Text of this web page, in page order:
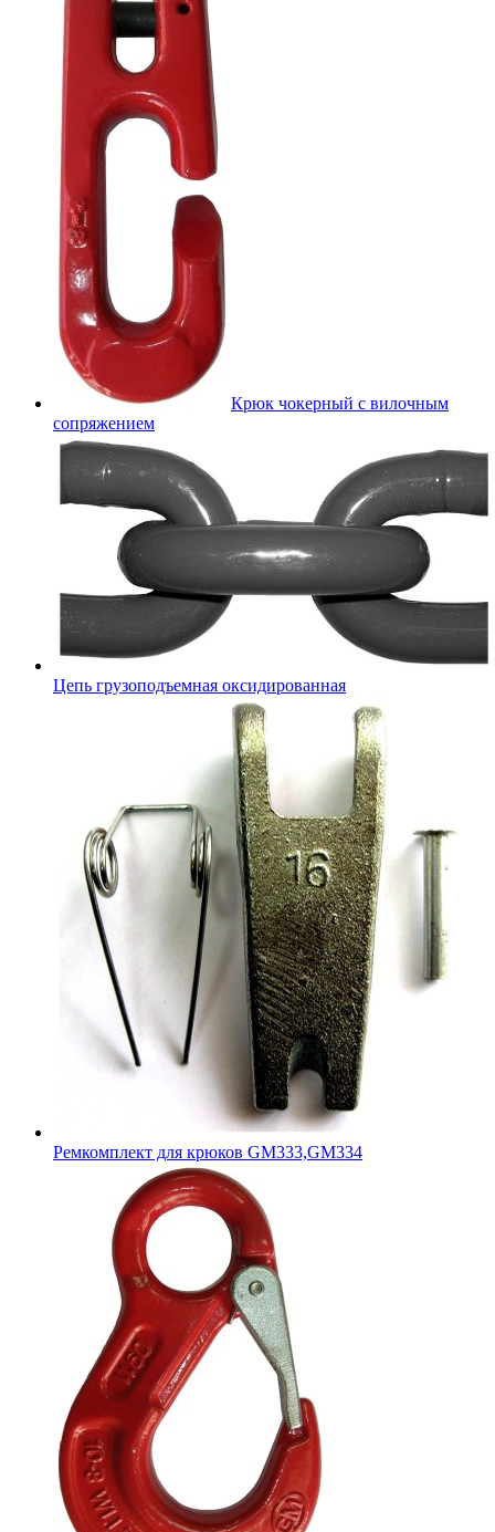
Крюк чокерный с вилочным
сопряжением
Цепь грузоподъемная оксидированная
Ремкомплект для крюков GM333,GM334